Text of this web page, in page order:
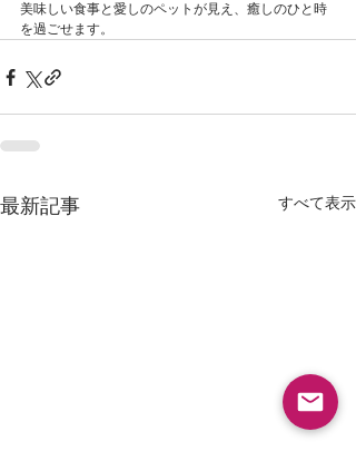
美味しい食事と愛しのペットが見え、癒しのひと時
を過ごせます。
最新記事 すべて表示